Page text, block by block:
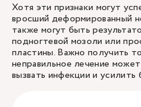
Хотя эти признаки могут
вросший деформированный
также могут быть
подногтевой мозоли или
пластины. Важно получить
неправильное лечение
вызвать инфекции и усилить